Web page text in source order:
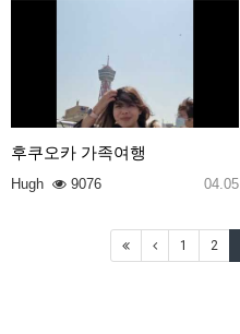
후쿠오카 가족여행
Hugh 9076 04.05
1 2